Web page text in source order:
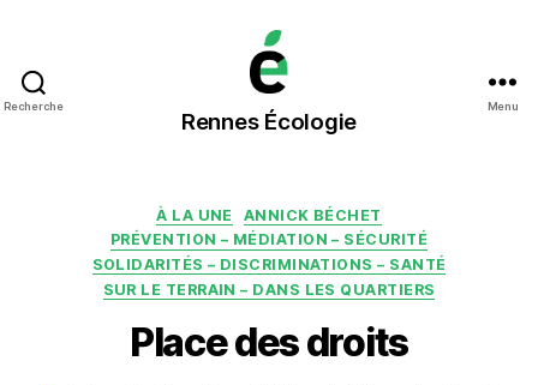
Recherche
Rennes
Écologie
Rennes Écologie
Menu
Catégories
À LA UNE
ANNICK BÉCHET
PRÉVENTION – MÉDIATION – SÉCURITÉ
SOLIDARITÉS – DISCRIMINATIONS – SANTÉ
SUR LE TERRAIN – DANS LES QUARTIERS
Place des droits